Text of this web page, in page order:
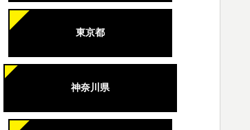
東京都
神奈川県